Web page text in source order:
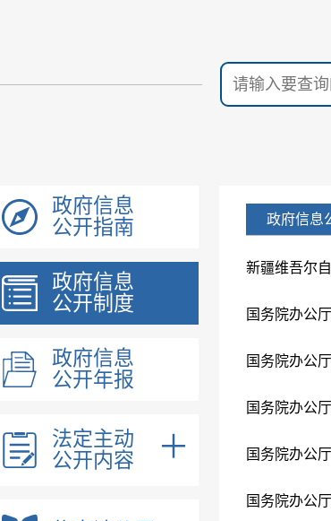
政府信息
公开指南
政府信息
公开制度
政府信息
公开年报
法定主动
公开内容
政府信息
国务院办公